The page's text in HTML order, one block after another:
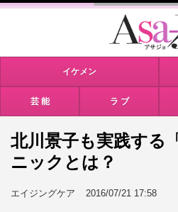
イケメン
芸 能 ラ ブ
北川景子も実践する
ニックとは？
エイジングケア 2016/07/21 17:58